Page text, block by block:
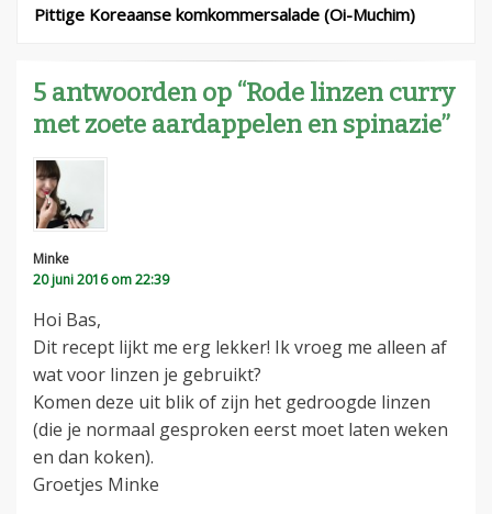
Pittige Koreaanse komkommersalade (Oi-Muchim)
5 antwoorden op “Rode linzen curry
met zoete aardappelen en spinazie”
Minke
20 juni 2016 om 22:39
Hoi Bas,
Dit recept lijkt me erg lekker! Ik vroeg me alleen af
wat voor linzen je gebruikt?
Komen deze uit blik of zijn het gedroogde linzen
(die je normaal gesproken eerst moet laten weken
en dan koken).
Groetjes Minke